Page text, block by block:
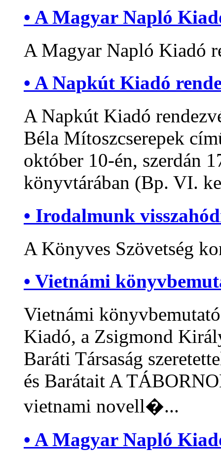
• A Magyar Napló
A Magyar Napló Kiadó
• A Napkút Kiadó
A Napkút Kiadó
Béla Mítoszcserepek
október 10-én, szerdán
könyvtárában (Bp. VI.
• Irodalmunk
A Könyves Szövetség
• Vietnámi
Vietnámi
Kiadó, a Zsigmond
Baráti Társaság
és Barátait A
vietnami novell�...
• A Magyar Napló